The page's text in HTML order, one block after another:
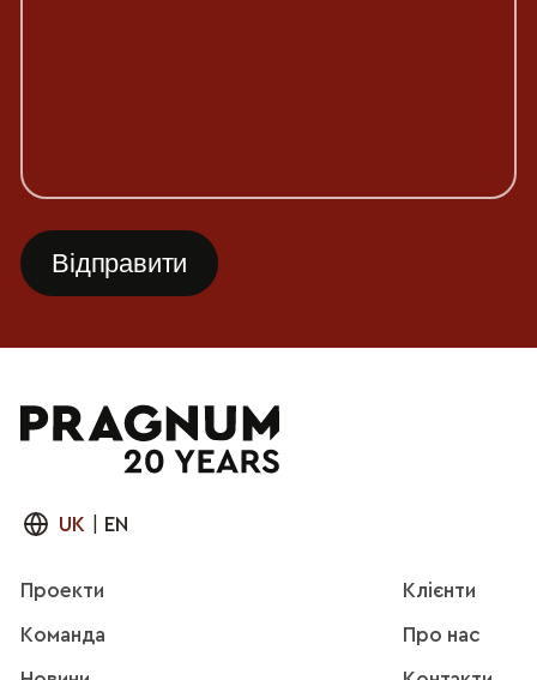
UK EN
Проекти Клієнти
Команда Про нас